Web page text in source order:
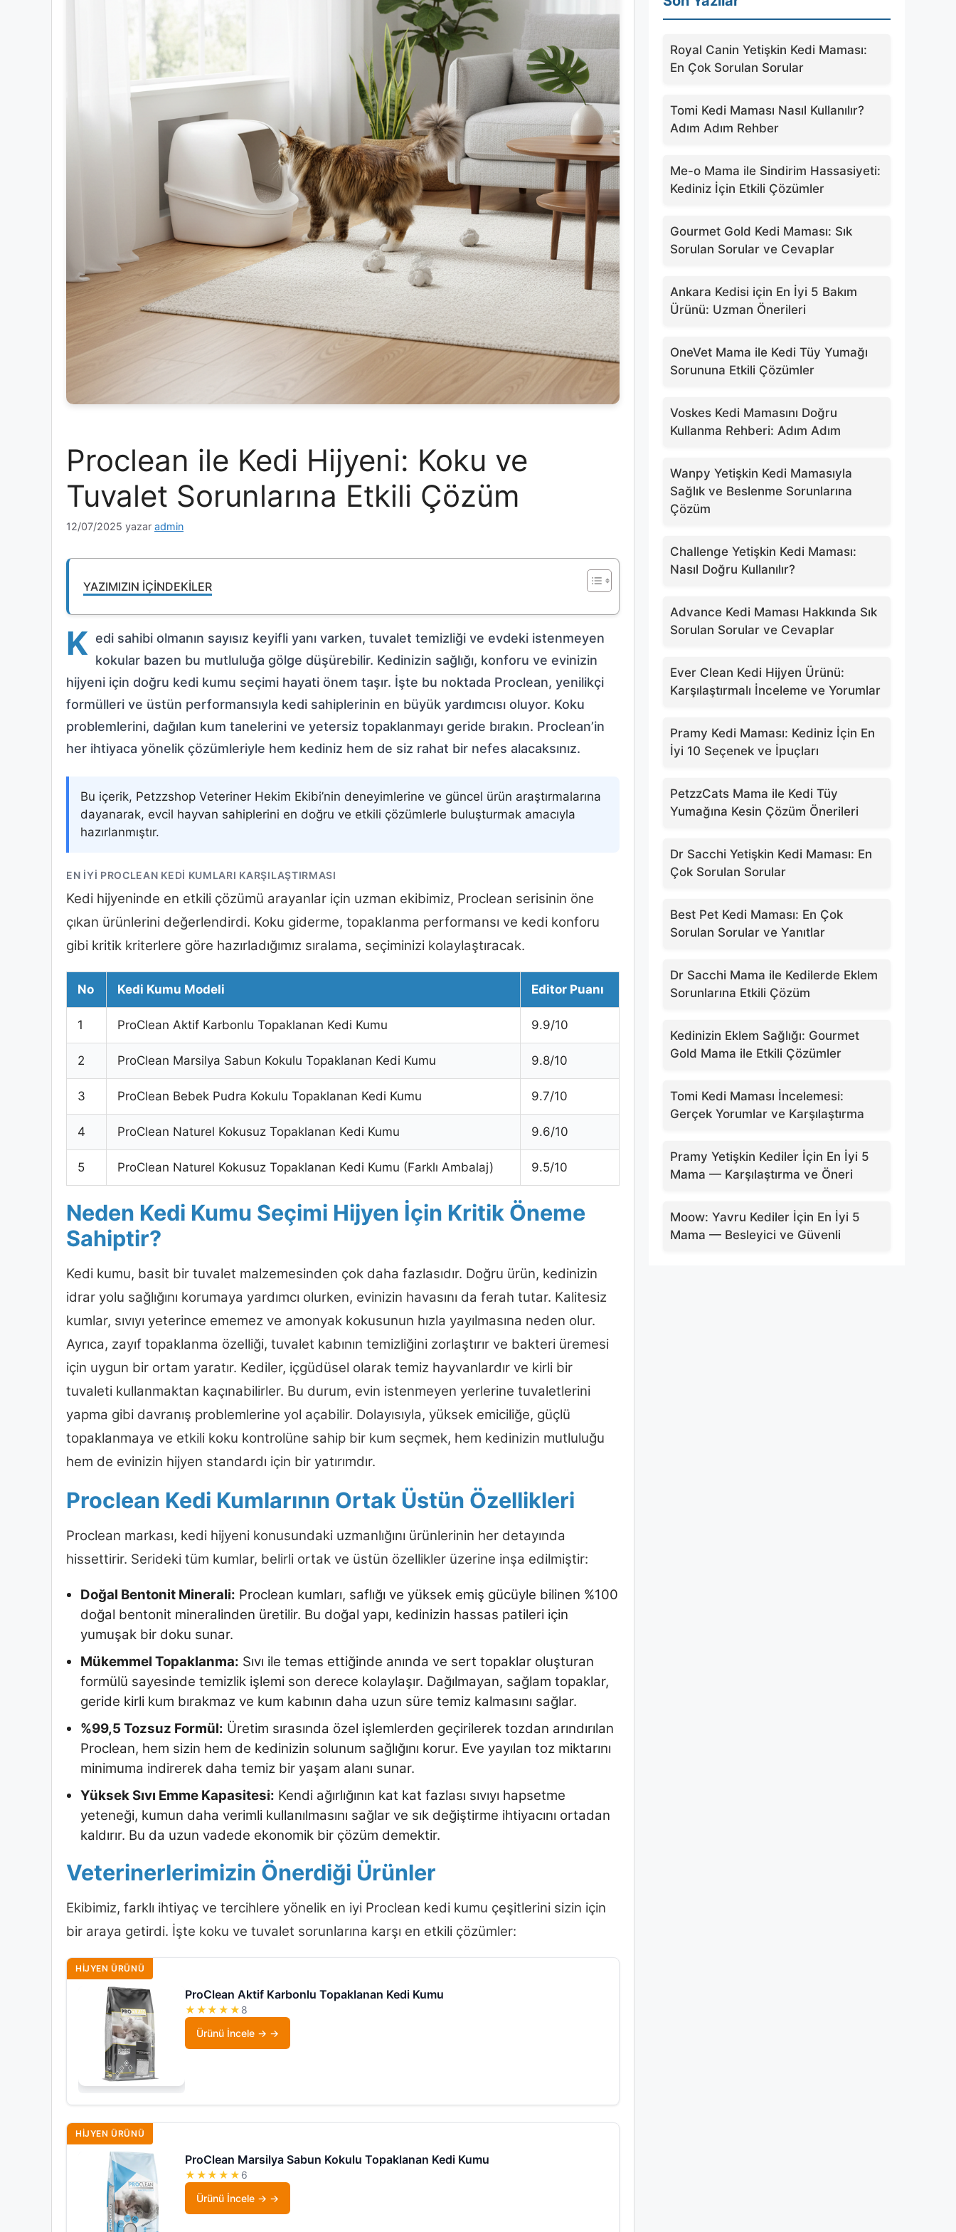
Proclean ile Kedi Hijyeni: Koku ve
Tuvalet Sorunlarına Etkili Çözüm
12/07/2025 yazar admin
YAZIMIZIN İÇINDEKILER
K edi sahibi olmanın sayısız keyifli yanı varken, tuvalet temizliği ve evdeki istenmeyen
kokular bazen bu mutluluğa gölge düşürebilir. Kedinizin sağlığı, konforu ve evinizin
hijyeni için doğru kedi kumu seçimi hayati önem taşır. İşte bu noktada Proclean, yenilikçi
formülleri ve üstün performansıyla kedi sahiplerinin en büyük yardımcısı oluyor. Koku
problemlerini, dağılan kum tanelerini ve yetersiz topaklanmayı geride bırakın. Proclean’in
her ihtiyaca yönelik çözümleriyle hem kediniz hem de siz rahat bir nefes alacaksınız.
Bu içerik, Petzzshop Veteriner Hekim Ekibi’nin deneyimlerine ve güncel ürün araştırmalarına
dayanarak, evcil hayvan sahiplerini en doğru ve etkili çözümlerle buluşturmak amacıyla
hazırlanmıştır.
EN İYI PROCLEAN KEDI KUMLARI KARŞILAŞTIRMASI
Kedi hijyeninde en etkili çözümü arayanlar için uzman ekibimiz, Proclean serisinin öne
çıkan ürünlerini değerlendirdi. Koku giderme, topaklanma performansı ve kedi konforu
gibi kritik kriterlere göre hazırladığımız sıralama, seçiminizi kolaylaştıracak.
No Kedi Kumu Modeli Editor Puanı
1 ProClean Aktif Karbonlu Topaklanan Kedi Kumu 9.9/10
2 ProClean Marsilya Sabun Kokulu Topaklanan Kedi Kumu 9.8/10
3 ProClean Bebek Pudra Kokulu Topaklanan Kedi Kumu 9.7/10
4 ProClean Naturel Kokusuz Topaklanan Kedi Kumu 9.6/10
5 ProClean Naturel Kokusuz Topaklanan Kedi Kumu (Farklı Ambalaj) 9.5/10
Neden Kedi Kumu Seçimi Hijyen İçin Kritik Öneme
Sahiptir?
Kedi kumu, basit bir tuvalet malzemesinden çok daha fazlasıdır. Doğru ürün, kedinizin
idrar yolu sağlığını korumaya yardımcı olurken, evinizin havasını da ferah tutar. Kalitesiz
kumlar, sıvıyı yeterince ememez ve amonyak kokusunun hızla yayılmasına neden olur.
Ayrıca, zayıf topaklanma özelliği, tuvalet kabının temizliğini zorlaştırır ve bakteri üremesi
için uygun bir ortam yaratır. Kediler, içgüdüsel olarak temiz hayvanlardır ve kirli bir
tuvaleti kullanmaktan kaçınabilirler. Bu durum, evin istenmeyen yerlerine tuvaletlerini
yapma gibi davranış problemlerine yol açabilir. Dolayısıyla, yüksek emiciliğe, güçlü
topaklanmaya ve etkili koku kontrolüne sahip bir kum seçmek, hem kedinizin mutluluğu
hem de evinizin hijyen standardı için bir yatırımdır.
Proclean Kedi Kumlarının Ortak Üstün Özellikleri
Proclean markası, kedi hijyeni konusundaki uzmanlığını ürünlerinin her detayında
hissettirir. Serideki tüm kumlar, belirli ortak ve üstün özellikler üzerine inşa edilmiştir:
Doğal Bentonit Minerali: Proclean kumları, saflığı ve yüksek emiş gücüyle bilinen %100
doğal bentonit mineralinden üretilir. Bu doğal yapı, kedinizin hassas patileri için
yumuşak bir doku sunar.
Mükemmel Topaklanma: Sıvı ile temas ettiğinde anında ve sert topaklar oluşturan
formülü sayesinde temizlik işlemi son derece kolaylaşır. Dağılmayan, sağlam topaklar,
geride kirli kum bırakmaz ve kum kabının daha uzun süre temiz kalmasını sağlar.
%99,5 Tozsuz Formül: Üretim sırasında özel işlemlerden geçirilerek tozdan arındırılan
Proclean, hem sizin hem de kedinizin solunum sağlığını korur. Eve yayılan toz miktarını
minimuma indirerek daha temiz bir yaşam alanı sunar.
Yüksek Sıvı Emme Kapasitesi: Kendi ağırlığının kat kat fazlası sıvıyı hapsetme
yeteneği, kumun daha verimli kullanılmasını sağlar ve sık değiştirme ihtiyacını ortadan
kaldırır. Bu da uzun vadede ekonomik bir çözüm demektir.
Veterinerlerimizin Önerdiği Ürünler
Ekibimiz, farklı ihtiyaç ve tercihlere yönelik en iyi Proclean kedi kumu çeşitlerini sizin için
bir araya getirdi. İşte koku ve tuvalet sorunlarına karşı en etkili çözümler:
HIJYEN ÜRÜNÜ
ProClean Aktif Karbonlu Topaklanan Kedi Kumu
★★★★★ 8
Ürünü İncele →
HIJYEN ÜRÜNÜ
ProClean Marsilya Sabun Kokulu Topaklanan Kedi Kumu
★★★★★ 6
Ürünü İncele →
Royal Canin Yetişkin Kedi Maması:
En Çok Sorulan Sorular
Tomi Kedi Maması Nasıl Kullanılır?
Adım Adım Rehber
Me-o Mama ile Sindirim Hassasiyeti:
Kediniz İçin Etkili Çözümler
Gourmet Gold Kedi Maması: Sık
Sorulan Sorular ve Cevaplar
Ankara Kedisi için En İyi 5 Bakım
Ürünü: Uzman Önerileri
OneVet Mama ile Kedi Tüy Yumağı
Sorununa Etkili Çözümler
Voskes Kedi Mamasını Doğru
Kullanma Rehberi: Adım Adım
Wanpy Yetişkin Kedi Mamasıyla
Sağlık ve Beslenme Sorunlarına
Çözüm
Challenge Yetişkin Kedi Maması:
Nasıl Doğru Kullanılır?
Advance Kedi Maması Hakkında Sık
Sorulan Sorular ve Cevaplar
Ever Clean Kedi Hijyen Ürünü:
Karşılaştırmalı İnceleme ve Yorumlar
Pramy Kedi Maması: Kediniz İçin En
İyi 10 Seçenek ve İpuçları
PetzzCats Mama ile Kedi Tüy
Yumağına Kesin Çözüm Önerileri
Dr Sacchi Yetişkin Kedi Maması: En
Çok Sorulan Sorular
Best Pet Kedi Maması: En Çok
Sorulan Sorular ve Yanıtlar
Dr Sacchi Mama ile Kedilerde Eklem
Sorunlarına Etkili Çözüm
Kedinizin Eklem Sağlığı: Gourmet
Gold Mama ile Etkili Çözümler
Tomi Kedi Maması İncelemesi:
Gerçek Yorumlar ve Karşılaştırma
Pramy Yetişkin Kediler İçin En İyi 5
Mama — Karşılaştırma ve Öneri
Moow: Yavru Kediler İçin En İyi 5
Mama — Besleyici ve Güvenli